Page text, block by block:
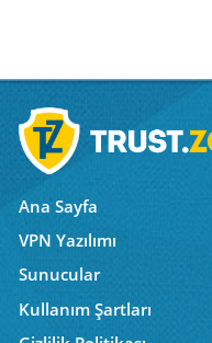
Ana Sayfa
VPN Yazılımı
Sunucular
Kullanım Şartları